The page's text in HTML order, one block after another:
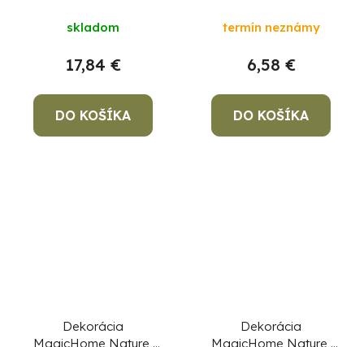
22,2x23x36,8 cm
skladom
17,84 €
DO KOŠÍKA
oranžová,
termín neznámy
6,58 €
DO KOŠÍKA
Dekorácia
MagicHome Nature,
Dekorácia
MagicHome Nature,